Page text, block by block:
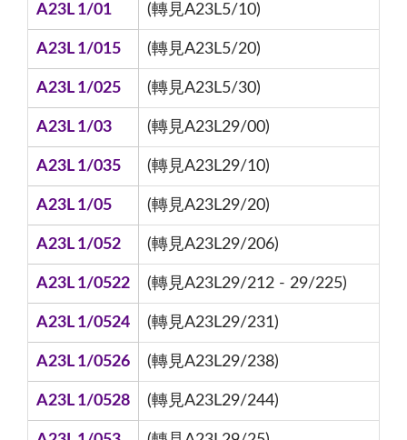
A23L 1/01 (轉見A23L5/10)
A23L 1/015 (轉見A23L5/20)
A23L 1/025 (轉見A23L5/30)
A23L 1/03 (轉見A23L29/00)
A23L 1/035 (轉見A23L29/10)
A23L 1/05 (轉見A23L29/20)
A23L 1/052 (轉見A23L29/206)
A23L 1/0522 (轉見A23L29/212 - 29/225)
A23L 1/0524 (轉見A23L29/231)
A23L 1/0526 (轉見A23L29/238)
A23L 1/0528 (轉見A23L29/244)